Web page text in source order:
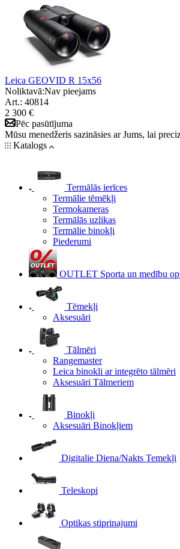
Leica GEOVID R 15x56
Noliktavā:Nav pieejams
Art.: 40814
2 300 €
Pēc pasūtījuma
Mūsu menedžeris sazināsies ar Jums, lai
Katalogs
Termālās ierīces
Termālie tēmēkļi
Termokameras
Termālās uzlikas
Termālie binokļi
Piederumi
OUTLET Sporta un medību
Tēmekļi
Aksesuāri
Tālmēri
Rangemaster
Leica binokli ar integrēto tālmēri
Aksesuāri Tālmeriem
Binokļi
Aksesuāri Binokļiem
Digitalie Diena/Nakts Temekļi
Teleskopi
Optikas stiprinajumi